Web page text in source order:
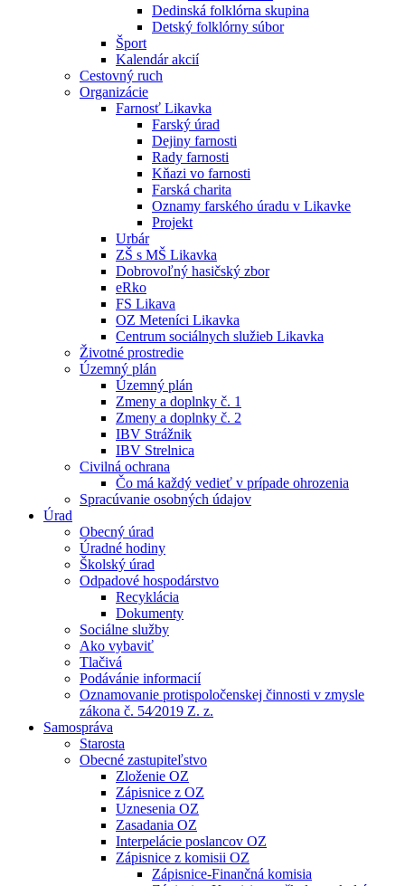
Dedinská folklórna skupina
Detský folklórny súbor
Šport
Kalendár akcií
Cestovný ruch
Organizácie
Farnosť Likavka
Farský úrad
Dejiny farnosti
Rady farnosti
Kňazi vo farnosti
Farská charita
Oznamy farského úradu v Likavke
Projekt
Urbár
ZŠ s MŠ Likavka
Dobrovoľný hasičský zbor
eRko
FS Likava
OZ Meteníci Likavka
Centrum sociálnych služieb Likavka
Životné prostredie
Územný plán
Územný plán
Zmeny a doplnky č. 1
Zmeny a doplnky č. 2
IBV Strážnik
IBV Strelnica
Civilná ochrana
Čo má každý vedieť v prípade ohrozenia
Spracúvanie osobných údajov
Úrad
Obecný úrad
Úradné hodiny
Školský úrad
Odpadové hospodárstvo
Recyklácia
Dokumenty
Sociálne služby
Ako vybaviť
Tlačivá
Podávánie informacií
Oznamovanie protispoločenskej činnosti v zmysle
zákona č. 54⁄2019 Z. z.
Samospráva
Starosta
Obecné zastupiteľstvo
Zloženie OZ
Zápisnice z OZ
Uznesenia OZ
Zasadania OZ
Interpelácie poslancov OZ
Zápisnice z komisii OZ
Zápisnice-Finančná komisia